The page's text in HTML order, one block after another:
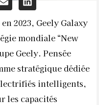
2023, Geely Galaxy
mondiale “New
Geely. Pensée
stratégique dédiée
intelligents,
les capacités